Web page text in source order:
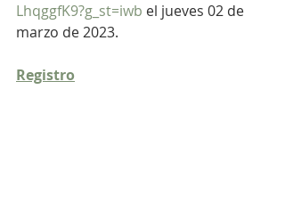
LhqggfK9?g_st=iwb el jueves 02 de
marzo de 2023.
Registro